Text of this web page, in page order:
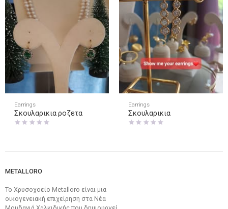
Earrings
Σκουλαρικια ροζετα
Earrings
Σκουλαρικια
METALLORO
Το Χρυσοχοείο Metalloro είναι μια
οικογενειακή επιχείρηση στα Νέα